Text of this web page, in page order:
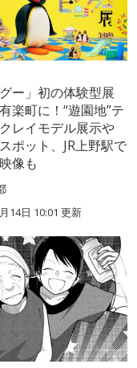
グー」初の体験型展
楽町に！“遊園地”テ
レイモデル展示や
ポット、JR上野駅で
像も
14日 10:01 更新